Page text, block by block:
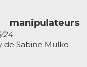
24
de Sabine Mulko